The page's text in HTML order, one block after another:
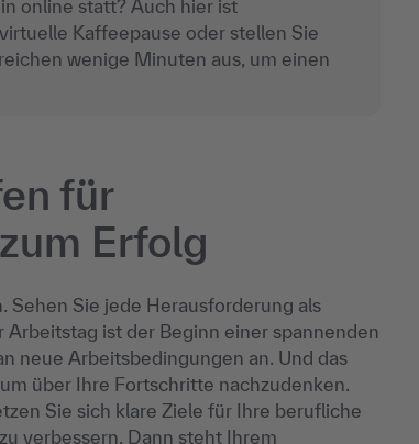
online statt? Auch hier ist
Kaffeepause oder stellen Sie
wenige Minuten aus, um einen
für
Erfolg
Sehen Sie jede Herausforderung als
ist der Beginn einer spannenden
neue Arbeitsbedingungen an. Und das
über Ihre Fortschritte nachzudenken.
Sie sich klare Ziele für Ihre berufliche
verbessern. Dann steht Ihrem